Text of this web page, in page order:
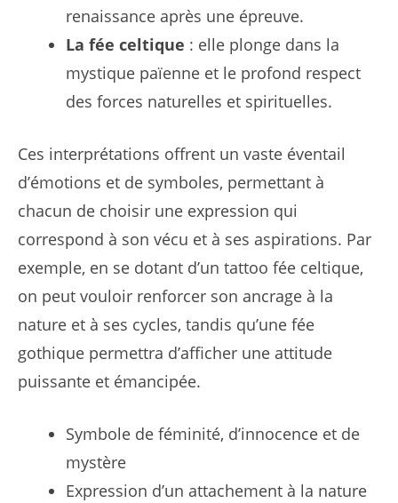
renaissance après une épreuve.
La fée celtique : elle plonge dans la
mystique païenne et le profond respect
des forces naturelles et spirituelles.
Ces interprétations offrent un vaste éventail
d’émotions et de symboles, permettant à
chacun de choisir une expression qui
correspond à son vécu et à ses aspirations. Par
exemple, en se dotant d’un tattoo fée celtique,
on peut vouloir renforcer son ancrage à la
nature et à ses cycles, tandis qu’une fée
gothique permettra d’afficher une attitude
puissante et émancipée.
Symbole de féminité, d’innocence et de
mystère
Expression d’un attachement à la nature